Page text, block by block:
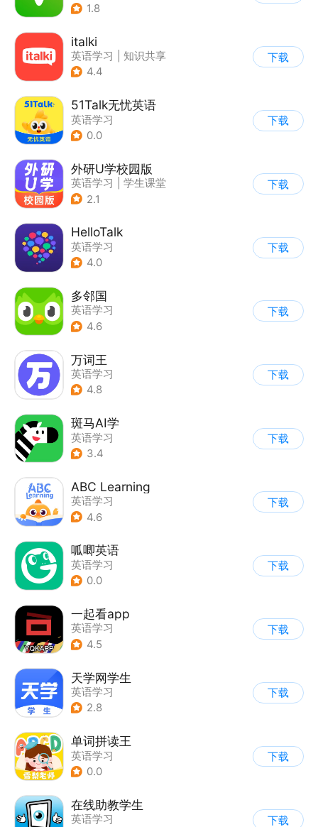
1.8
italki
英语学习
知识共享
4.4
下载
51Talk无忧英语
英语学习
0.0
下载
外研U学校园版
英语学习
学生课堂
2.1
下载
HelloTalk
英语学习
4.0
下载
多邻国
英语学习
4.6
下载
万词王
英语学习
4.8
下载
斑马AI学
英语学习
3.4
下载
ABC Learning
英语学习
4.6
下载
呱唧英语
英语学习
0.0
下载
一起看app
英语学习
4.5
下载
天学网学生
英语学习
2.8
下载
单词拼读王
英语学习
0.0
下载
在线助教学生
英语学习
下载